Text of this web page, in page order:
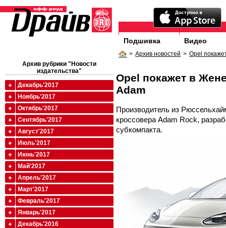
Подшивка Видео
> Архив новостей > Opel
Opel покажет в
Adam
Производитель из
кроссовера Adam Rock,
субкомпакта.
Архив рубрики "Новости
издательства"
Декабрь'2017
Ноябрь'2017
Октябрь'2017
Сентябрь'2017
Август'2017
Июль'2017
Июнь'2017
Май'2017
Апрель'2017
Март'2017
Февраль'2017
Январь'2017
Декабрь'2016